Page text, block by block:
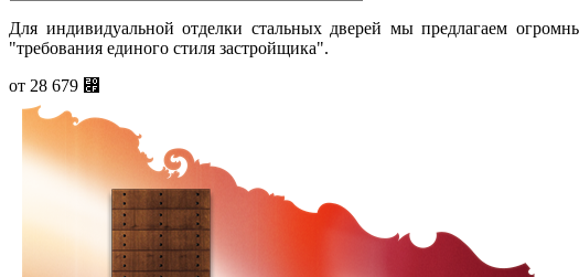
Для индивидуальной отделки стальных дверей мы предлагаем
"требования единого стиля застройщика".
от 28 679 ⃏